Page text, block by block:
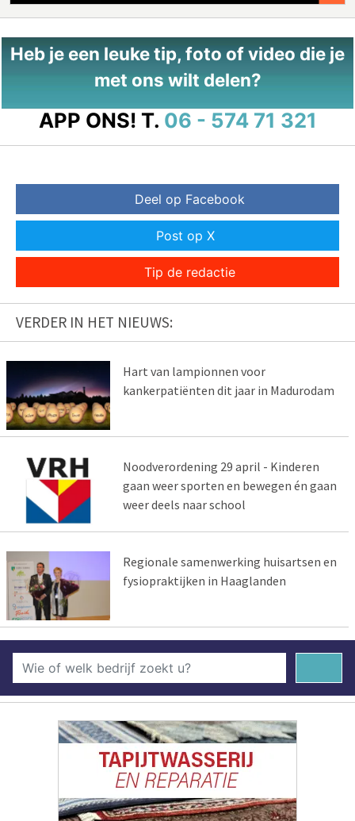
Heb je een leuke tip, foto of video die je
met ons wilt delen?
APP ONS! T. 06 - 574 71 321
Deel op Facebook
Post op X
Tip de redactie
VERDER IN HET NIEUWS:
Hart van lampionnen voor
kankerpatiënten dit jaar in Madurodam
Noodverordening 29 april - Kinderen
gaan weer sporten en bewegen én gaan
weer deels naar school
Regionale samenwerking huisartsen en
fysiopraktijken in Haaglanden